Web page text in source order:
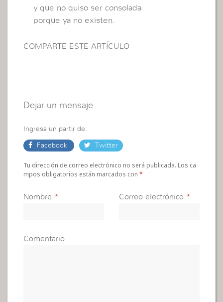
y que no quiso ser consolada
porque ya no existen.
COMPARTE ESTE ARTÍCULO
Dejar un mensaje
Ingresa un partir de:
Facebook Twitter
Tu dirección de correo electrónico no será publicada. Los ca
mpos obligatorios están marcados con*
Nombre * Correo electrónico *
Comentario